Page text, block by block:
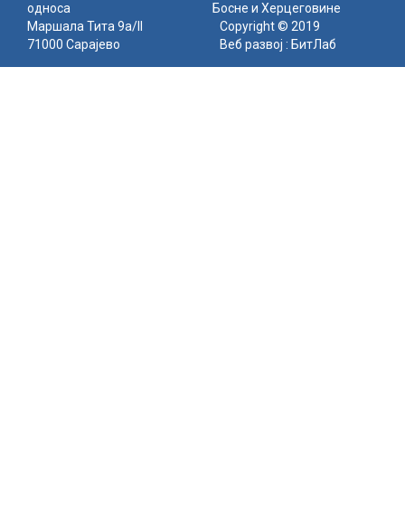
односа
Босне и Херцеговине
Маршала Тита 9а/II
71000 Сарајево
Copyright © 2019
Веб развој : БитЛаб